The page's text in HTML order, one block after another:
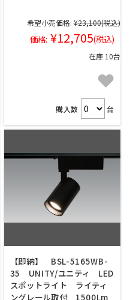
希望小売価格: ¥23,100(税込)
価格: ¥12,705(税込)
在庫 10台
購入数 台
【即納】 BSL-5165WB-
35 UNITY/ユニティ LED
スポットライト ライティ
ングレール取付 1500Lm